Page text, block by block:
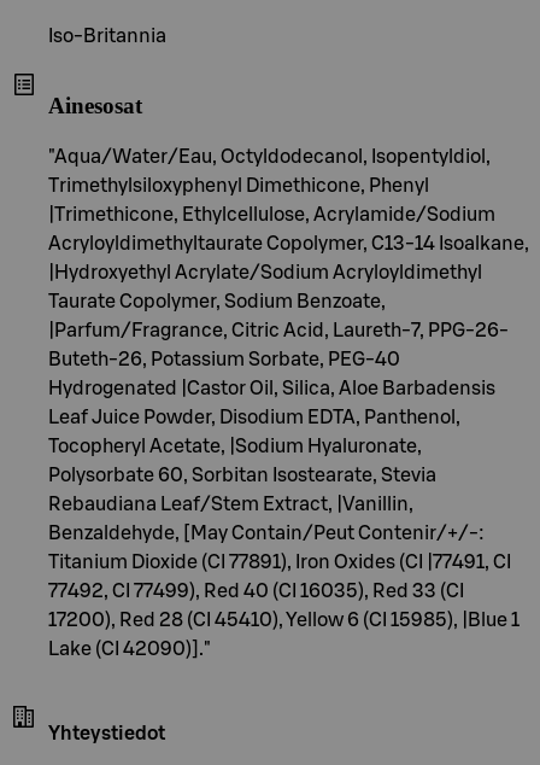
Iso-Britannia
Ainesosat
"Aqua/Water/Eau, Octyldodecanol, Isopentyldiol,
Trimethylsiloxyphenyl Dimethicone, Phenyl
|Trimethicone, Ethylcellulose, Acrylamide/Sodium
Acryloyldimethyltaurate Copolymer, C13-14 Isoalkane,
|Hydroxyethyl Acrylate/Sodium Acryloyldimethyl
Taurate Copolymer, Sodium Benzoate,
|Parfum/Fragrance, Citric Acid, Laureth-7, PPG-26-
Buteth-26, Potassium Sorbate, PEG-40
Hydrogenated |Castor Oil, Silica, Aloe Barbadensis
Leaf Juice Powder, Disodium EDTA, Panthenol,
Tocopheryl Acetate, |Sodium Hyaluronate,
Polysorbate 60, Sorbitan Isostearate, Stevia
Rebaudiana Leaf/Stem Extract, |Vanillin,
Benzaldehyde, [May Contain/Peut Contenir/+/-:
Titanium Dioxide (CI 77891), Iron Oxides (CI |77491, CI
77492, CI 77499), Red 40 (CI 16035), Red 33 (CI
17200), Red 28 (CI 45410), Yellow 6 (CI 15985), |Blue 1
Lake (CI 42090)]."
Yhteystiedot